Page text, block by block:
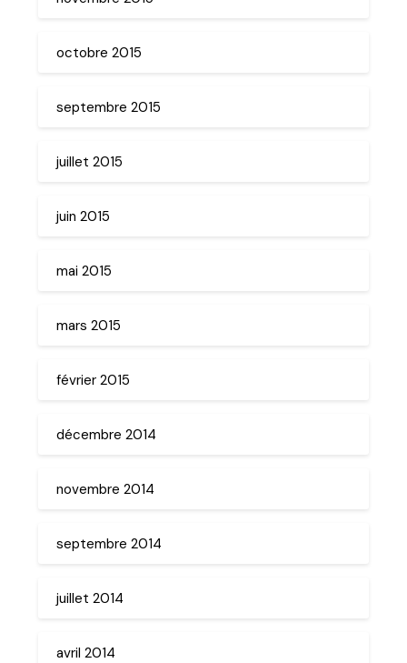
octobre 2015
septembre 2015
juillet 2015
juin 2015
mai 2015
mars 2015
février 2015
décembre 2014
novembre 2014
septembre 2014
juillet 2014
avril 2014